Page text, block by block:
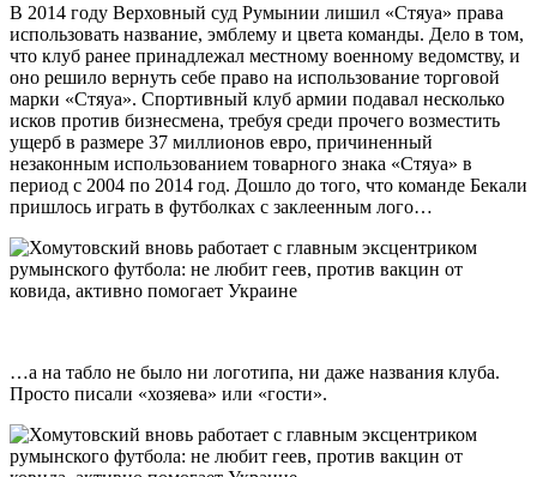
В 2014 году Верховный суд Румынии лишил «Стяуа» права
использовать название, эмблему и цвета команды. Дело в том,
что клуб ранее принадлежал местному военному ведомству, и
оно решило вернуть себе право на использование торговой
марки «Стяуа». Спортивный клуб армии подавал несколько
исков против бизнесмена, требуя среди прочего возместить
ущерб в размере 37 миллионов евро, причиненный
незаконным использованием товарного знака «Стяуа» в
период с 2004 по 2014 год. Дошло до того, что команде Бекали
пришлось играть в футболках с заклеенным лого…
…а на табло не было ни логотипа, ни даже названия клуба.
Просто писали «хозяева» или «гости».